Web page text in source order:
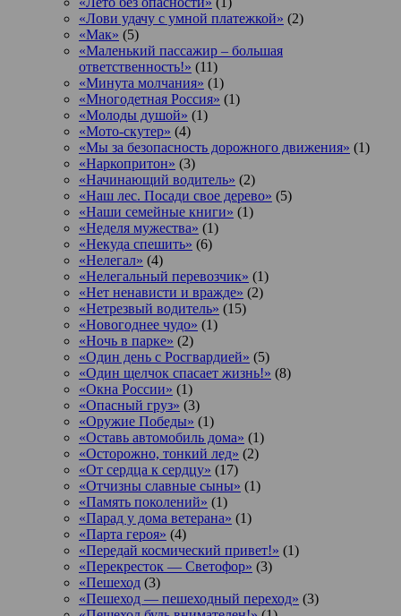
«Лови удачу с умной платежкой» (2)
«Мак» (5)
«Маленький пассажир – большая
ответственность!» (11)
«Минута молчания» (1)
«Многодетная Россия» (1)
«Молоды душой» (1)
«Мото-скутер» (4)
«Мы за безопасность дорожного движения» (1)
«Наркопритон» (3)
«Начинающий водитель» (2)
«Наш лес. Посади свое дерево» (5)
«Наши семейные книги» (1)
«Неделя мужества» (1)
«Некуда спешить» (6)
«Нелегал» (4)
«Нелегальный перевозчик» (1)
«Нет ненависти и вражде» (2)
«Нетрезвый водитель» (15)
«Новогоднее чудо» (1)
«Ночь в парке» (2)
«Один день с Росгвардией» (5)
«Один щелчок спасает жизнь!» (8)
«Окна России» (1)
«Опасный груз» (3)
«Оружие Победы» (1)
«Оставь автомобиль дома» (1)
«Осторожно, тонкий лед» (2)
«От сердца к сердцу» (17)
«Отчизны славные сыны» (1)
«Память поколений» (1)
«Парад у дома ветерана» (1)
«Парта героя» (4)
«Передай космический привет!» (1)
«Перекресток — Светофор» (3)
«Пешеход (3)
«Пешеход — пешеходный переход» (3)